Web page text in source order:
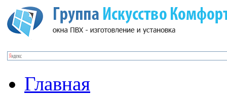
Главная